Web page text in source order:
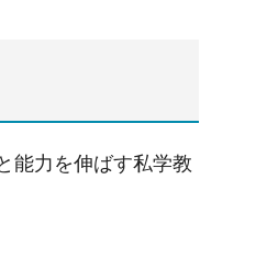
能力を伸ばす私学教